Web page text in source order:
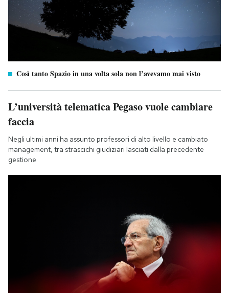
Così tanto Spazio in una volta sola non l’avevamo mai visto
L’università telematica Pegaso vuole cambiare
faccia
Negli ultimi anni ha assunto professori di alto livello e cambiato
management, tra strascichi giudiziari lasciati dalla precedente
gestione